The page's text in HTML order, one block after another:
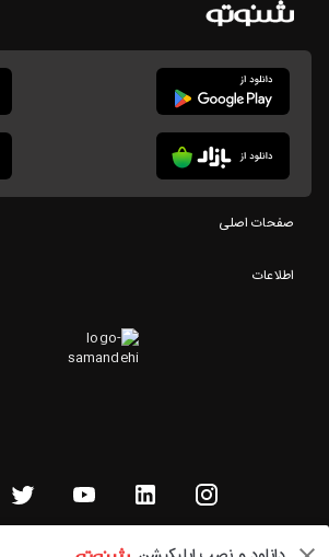
صفحات اصلی
اطلاعات
تمامی حقوق این وبسایت متعلق به